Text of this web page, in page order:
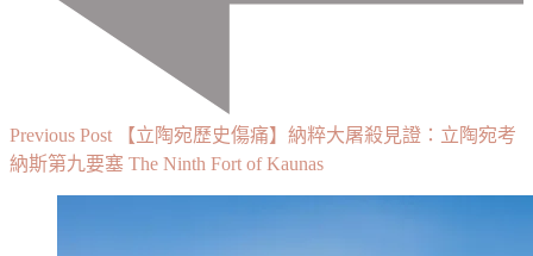
Previous Post
【立陶宛歷史傷痛】納粹大屠殺見證：立陶宛考
納斯第九要塞 The Ninth Fort of Kaunas